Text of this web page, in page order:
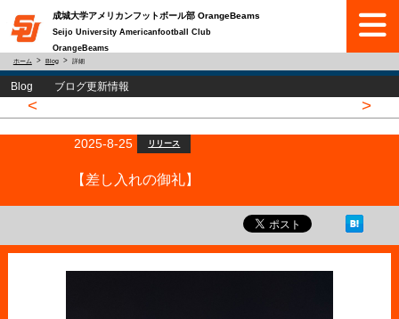
成城大学アメリカンフットボール部 OrangeBeams
Seijo University Americanfootball Club
OrangeBeams
ホーム Blog 詳細
Blog ブログ更新情報
< >
2025-8-25 リリース
【差し入れの御礼】